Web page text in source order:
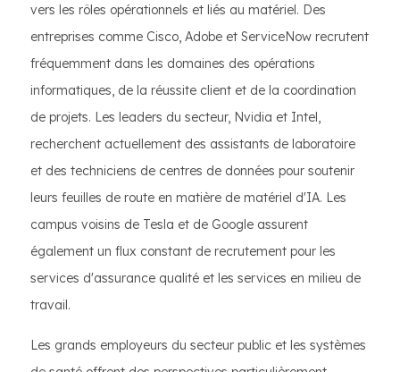
vers les rôles opérationnels et liés au matériel. Des
entreprises comme Cisco, Adobe et ServiceNow recrutent
fréquemment dans les domaines des opérations
informatiques, de la réussite client et de la coordination
de projets. Les leaders du secteur, Nvidia et Intel,
recherchent actuellement des assistants de laboratoire
et des techniciens de centres de données pour soutenir
leurs feuilles de route en matière de matériel d'IA. Les
campus voisins de Tesla et de Google assurent
également un flux constant de recrutement pour les
services d'assurance qualité et les services en milieu de
travail.
Les grands employeurs du secteur public et les systèmes